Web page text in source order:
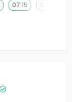
07:15 07:30